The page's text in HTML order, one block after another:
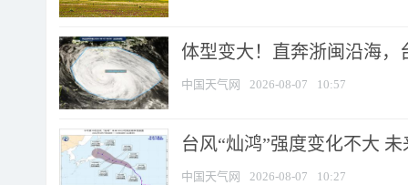
体型变大！直奔浙闽沿海，
中国天气网 2026-08-07 10:57
台风“灿鸿”强度变化不大
中国天气网 2026-08-07 10:27